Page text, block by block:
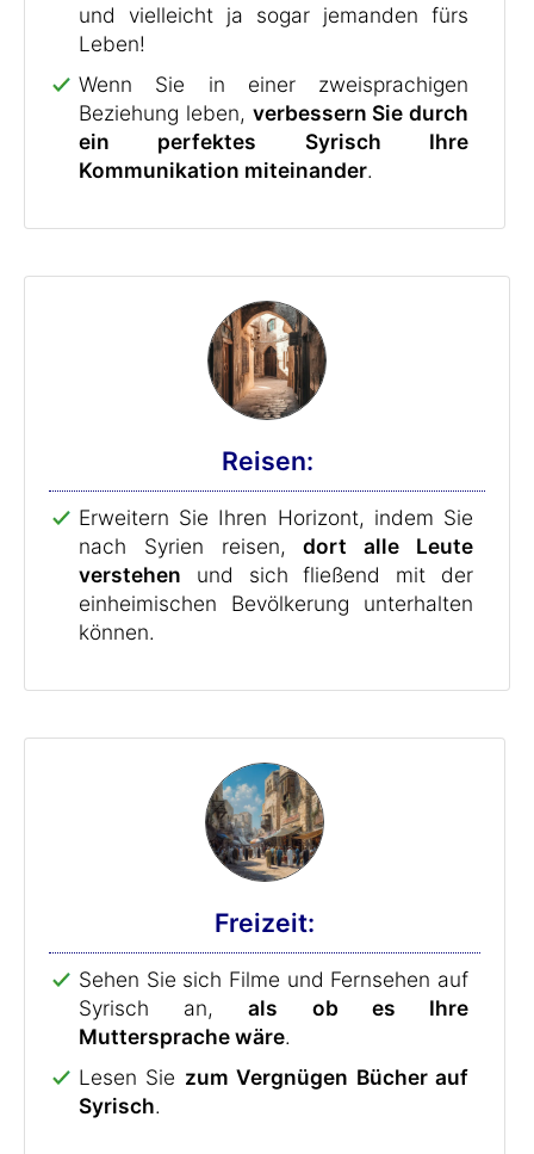
und vielleicht ja sogar jemanden fürs
Leben!
Wenn Sie in einer zweisprachigen
Beziehung leben, verbessern Sie durch
ein perfektes Syrisch Ihre
Kommunikation miteinander.
Reisen:
Erweitern Sie Ihren Horizont, indem Sie
nach Syrien reisen,dort alle Leute
verstehen und sich fließend mit der
einheimischen Bevölkerung unterhalten
können.
Freizeit:
Sehen Sie sich Filme und Fernsehen auf
Syrisch an,als ob es Ihre
Muttersprache wäre.
Lesen Sie zum Vergnügen Bücher auf
Syrisch.